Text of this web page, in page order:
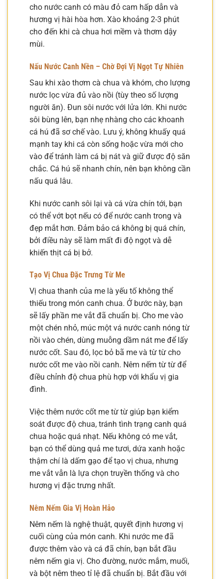
cho nước canh có màu đỏ cam hấp dẫn và
hương vị hài hòa hơn. Xào khoảng 2-3 phút
cho đến khi cà chua hơi mềm và thơm dậy
mùi.
Nấu Nước Canh Nền – Chờ Đợi Vị Ngọt Tự Nhiên
Sau khi xào thơm cà chua và khóm, cho lượng
nước lọc vừa đủ vào nồi (tùy theo số lượng
người ăn). Đun sôi nước với lửa lớn. Khi nước
sôi bùng lên, bạn nhẹ nhàng cho các khoanh
cá hú đã sơ chế vào. Lưu ý, không khuấy quá
mạnh tay khi cá còn sống hoặc vừa mới cho
vào để tránh làm cá bị nát và giữ được độ săn
chắc. Cá hú sẽ nhanh chín, nên bạn không cần
nấu quá lâu.
Khi nước canh sôi lại và cá vừa chín tới, bạn
có thể vớt bọt nếu có để nước canh trong và
đẹp mắt hơn. Đảm bảo cá không bị quá chín,
bởi điều này sẽ làm mất đi độ ngọt và dễ
khiến thịt cá bị bở.
Tạo Vị Chua Đặc Trưng Từ Me
Vị chua thanh của me là yếu tố không thể
thiếu trong món canh chua. Ở bước này, bạn
sẽ lấy phần me vắt đã chuẩn bị. Cho me vào
một chén nhỏ, múc một vá nước canh nóng từ
nồi vào chén, dùng muỗng dầm nát me để lấy
nước cốt. Sau đó, lọc bỏ bã me và từ từ cho
nước cốt me vào nồi canh. Nêm nếm từ từ để
điều chỉnh độ chua phù hợp với khẩu vị gia
đình.
Việc thêm nước cốt me từ từ giúp bạn kiểm
soát được độ chua, tránh tình trạng canh quá
chua hoặc quá nhạt. Nếu không có me vắt,
bạn có thể dùng quả me tươi, dứa xanh hoặc
thậm chí là dấm gạo để tạo vị chua, nhưng
me vắt vẫn là lựa chọn truyền thống và cho
hương vị đặc trưng nhất.
Nêm Nếm Gia Vị Hoàn Hảo
Nêm nếm là nghệ thuật, quyết định hương vị
cuối cùng của món canh. Khi nước me đã
được thêm vào và cá đã chín, bạn bắt đầu
nêm nếm gia vị. Cho đường, nước mắm, muối,
và bột nêm theo tỉ lệ đã chuẩn bị. Bắt đầu với